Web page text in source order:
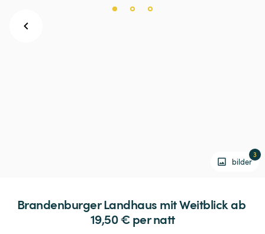
bilder
3
Brandenburger Landhaus mitWeitblick ab
19,50 € per natt